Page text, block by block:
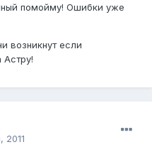
помойму! Ошибки уже
возникнут если
Астру!
2011